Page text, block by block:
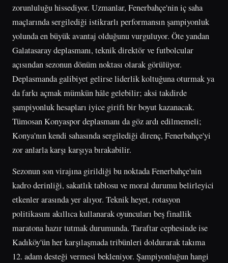
zorunluluğu hissediyor. Uzmanlar, Fenerbahçe'nin iç saha
maçlarında sergilediği istikrarlı performansın şampiyonluk
yolunda en büyük avantaj olduğunu vurguluyor. Öte yandan
Galatasaray deplasmanı, teknik direktör ve futbolcular
açısından sezonun dönüm noktası olarak görülüyor.
Deplasmanda galibiyet gelirse liderlik koltuğuna oturmak ya
da farkı açmak mümkün hâle gelebilir; aksi takdirde
şampiyonluk hesapları iyice girift bir boyut kazanacak.
Tümosan Konyaspor deplasmanı da göz ardı edilmemeli;
Konya'nın kendi sahasında sergilediği direnç, Fenerbahçe'yi
zor anlarla karşı karşıya bırakabilir.
Sezonun son virajına girildiği bu noktada Fenerbahçe'nin
kadro derinliği, sakatlık tablosu ve moral durumu belirleyici
etkenler arasında yer alıyor. Teknik heyet, rotasyon
politikasını akıllıca kullanarak oyuncuları beş finallik
maratona hazır tutmak durumunda. Taraftar cephesinde ise
Kadıköy'ün her karşılaşmada tribünleri doldurarak takıma
12. adam desteği vermesi bekleniyor. Şampiyonluğun hangi